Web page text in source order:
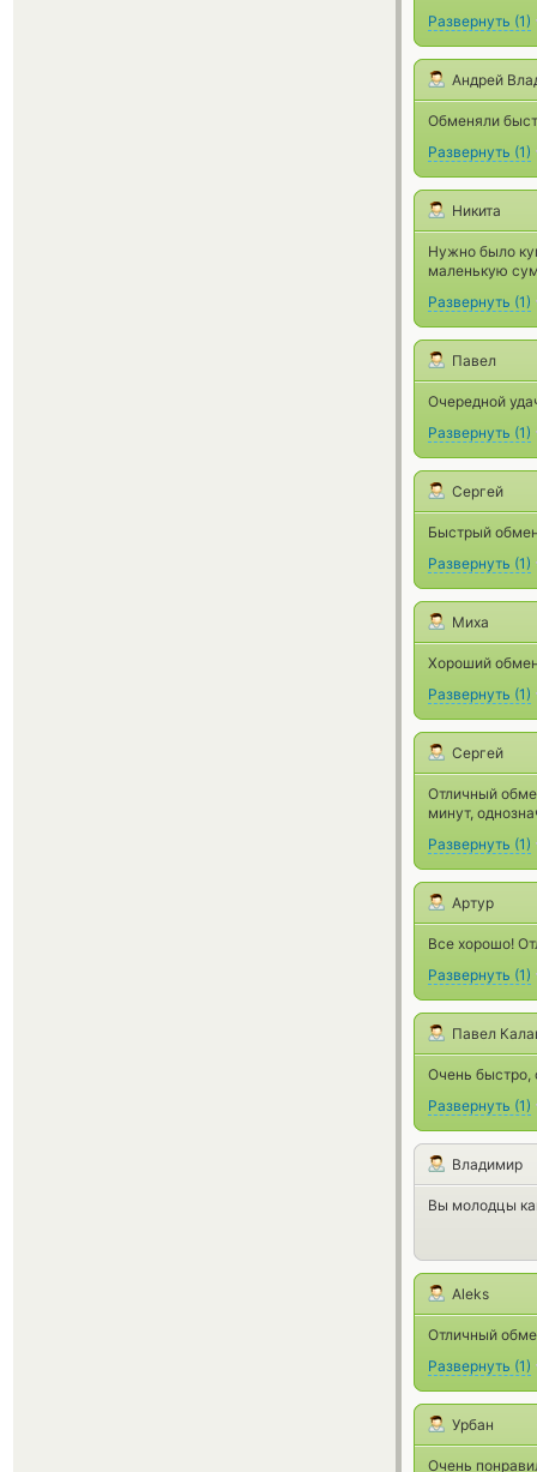
Развернуть (1)
Андрей
Обменяли
Развернуть (1)
Никита
Нужно было
маленькую
Развернуть (1)
Павел
Очередной
Развернуть (1)
Сергей
Быстрый
Развернуть (1)
Миха
Хороший
Развернуть (1)
Сергей
Отличный
минут,
Развернуть (1)
Артур
Все хорошо!
Развернуть (1)
Павел
Очень быстро,
Развернуть (1)
Владимир
Вы молодцы
Aleks
Отличный
Развернуть (1)
Урбан
Очень